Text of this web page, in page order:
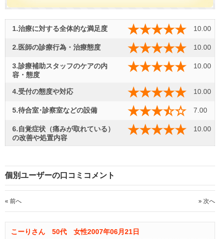
1.治療に対する全体的な満足度 10.00
2.医師の診療行為・治療態度 10.00
3.診療補助スタッフのケアの内
容・態度
10.00
4.受付の態度や対応 10.00
5.待合室･診察室などの設備 7.00
6.自覚症状（痛みが取れている）
の改善や処置内容
10.00
個別ユーザーの口コミコメント
« 前へ » 次へ
こーりさん 50代 女性2007年06月21日